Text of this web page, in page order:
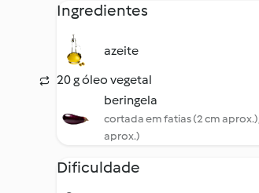
Ingredientes
azeite
20 g óleo vegetal
beringela
cortada em fatias (2 cm
aprox.)
Dificuldade